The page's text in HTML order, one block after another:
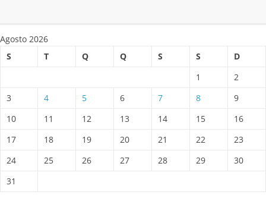
Agosto 2026
S
T Q Q S S
D
1
2
3
4 5 6 7 8
9
10
11 12 13 14 15
16
17
18 19 20 21 22
23
24
25 26 27 28 29
30
31